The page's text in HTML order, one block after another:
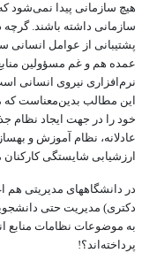
هیچ سازمانی پیدا نمی‌شود
سازمانی داشته باشند. گرچه
پشتیبانی از عوامل انسانی
عمده هم و غم مسؤولین
نرم‌افزاری نیروی انسانی
این مطالب بدین‌معناست که
خود را در جهت ایجاد
عادلانه، نظام آموزش و
ارزشیابی شایستگی
در دانشگاههای مدیریتی
دکتری) مدیریت حتی
به موضوعات نظامات منابع
پرداخته‌اند؟!